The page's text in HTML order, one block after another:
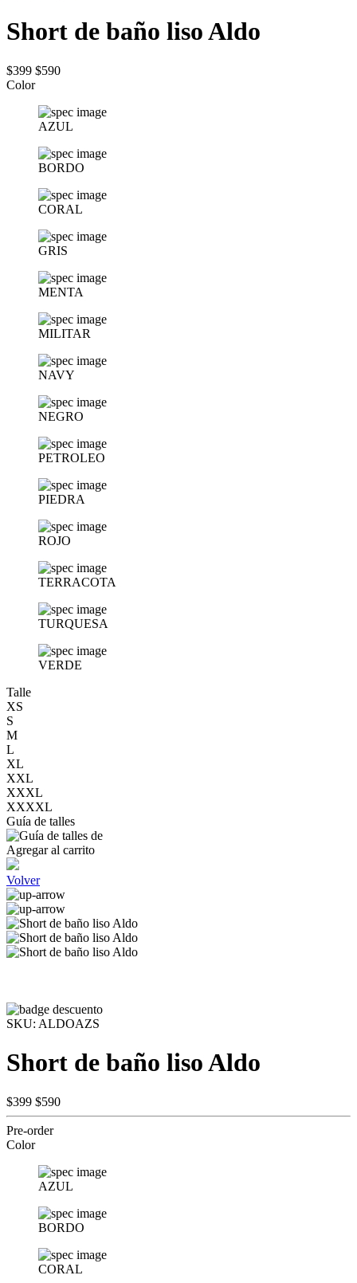
Short de baño liso Aldo
$399 $590
Color
AZUL
BORDO
CORAL
GRIS
MENTA
MILITAR
NAVY
NEGRO
PETROLEO
PIEDRA
ROJO
TERRACOTA
TURQUESA
VERDE
Talle
XS
S
M
L
XL
XXL
XXXL
XXXXL
Guía de talles
Agregar al carrito
Volver
SKU: ALDOAZS
Short de baño liso Aldo
$399 $590
Pre-order
Color
AZUL
BORDO
CORAL